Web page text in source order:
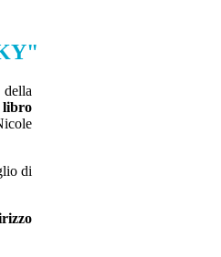
libro
di